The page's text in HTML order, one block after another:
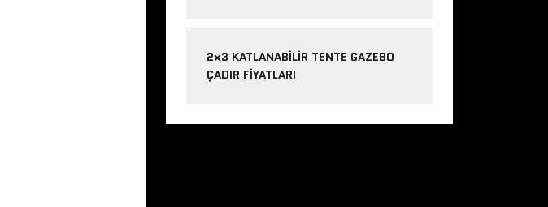
2×3 KATLANABILIR TENTE GAZEBO
ÇADIR FIYATLARI